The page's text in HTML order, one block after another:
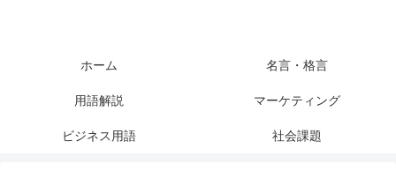
ホーム 名言・格言
用語解説 マーケティング
ビジネス用語 社会課題